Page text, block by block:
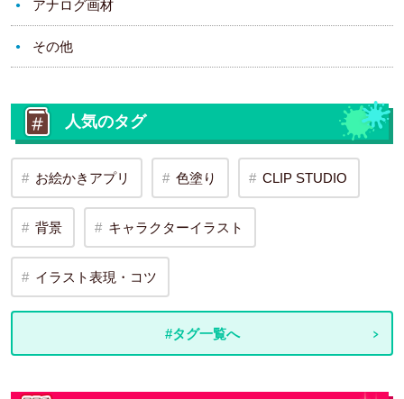
アナログ画材
その他
人気のタグ
お絵かきアプリ 色塗り CLIP STUDIO
背景 キャラクターイラスト
イラスト表現・コツ
#タグ一覧へ